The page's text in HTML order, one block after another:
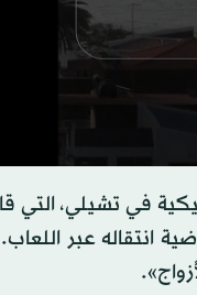
في تشيلي،
انتقاله عبر